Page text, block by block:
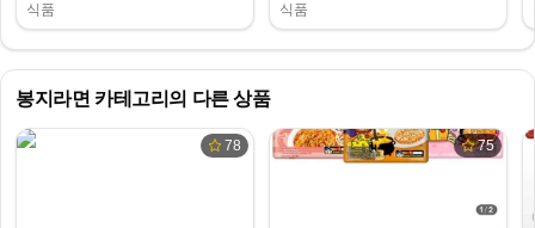
식품 식품
봉지라면 카테고리의 다른 상품
78 75